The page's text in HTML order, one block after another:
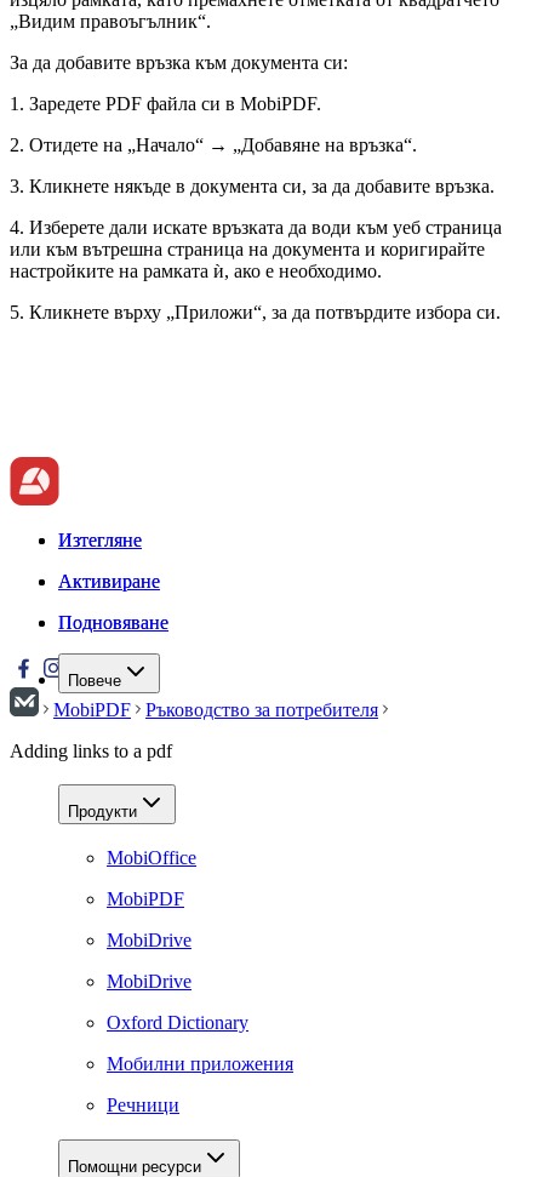
„Видим правоъгълник“.
За да добавите връзка към документа си:
1. Заредете PDF файла си в MobiPDF.
2. Отидете на „Начало“ → „Добавяне на връзка“.
3. Кликнете някъде в документа си, за да добавите връзка.
4. Изберете дали искате връзката да води към уеб страница
или към вътрешна страница на документа и коригирайте
настройките на рамката ѝ, ако е необходимо.
5. Кликнете върху „Приложи“, за да потвърдите избора си.
Изтегляне
Активиране
Подновяване
Повече
Изтегляне
Активиране
Подновяване
MobiPDF
Ръководство за потребителя
Adding links to a pdf
Продукти
MobiOffice
MobiPDF
MobiDrive
MobiDrive
Oxford Dictionary
Мобилни приложения
Речници
Помощни ресурси